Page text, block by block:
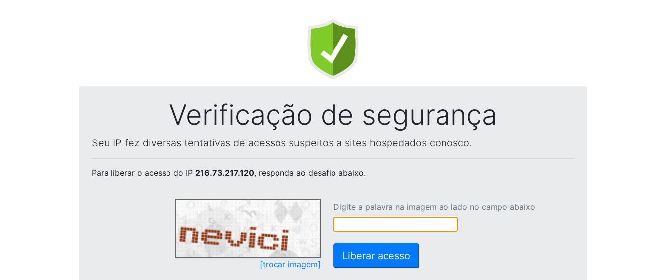
Verificação de segurança
Seu IP fez diversas tentativas de acessos suspeitos a sites hospedados conosco.
Para liberar o acesso do IP 216.73.217.120, responda ao desafio abaixo.
[trocar imagem]
Digite a palavra na imagem ao lado no campo abaixo